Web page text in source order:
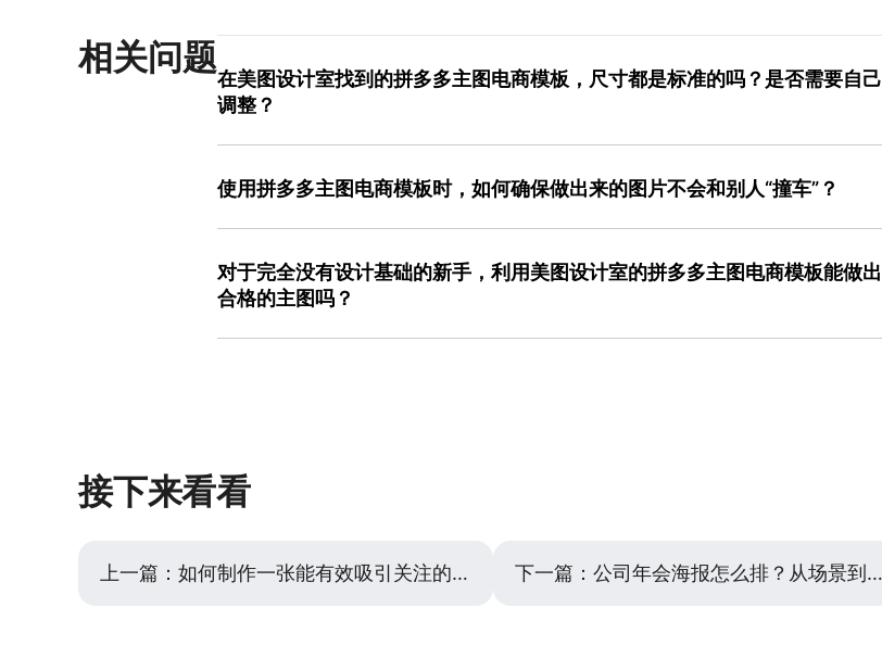
相关问题
在美图设计室找到的拼多多主图电商模板，尺寸都是标准的吗？是否需要自己
调整？
在美图设计室搜索“拼多多主图电商模板”时，平台提供的模板通常已经适配了拼多多平台的主流
意：拼多多对不同类目或活动可能有特殊的图片比例要求（如长图、竖图）。在选定模板开始编
局。
使用拼多多主图电商模板时，如何确保做出来的图片不会和别人“撞车”？
避免“撞车”的关键在于深度自定义，而不是完全照搬。首先，在美图设计室选择模板时，可以优
重点：一是彻底更换所有文案和产品图，这是最根本的区别；二是大胆调整配色方案，根据你的
品牌色或产品调性重新定义主色调，这能瞬间改变模板的气质；三是增删或替换图形元素，比如
对于完全没有设计基础的新手，利用美图设计室的拼多多主图电商模板能做出
合格的主图吗？
完全可以，这正是模板设计的核心价值所在。美图设计室里的拼多多主图电商模板，已经由专业
晰，就能产出一张在视觉结构上合格的主图，大大降低了设计门槛。
接下来看看
上一篇： 如何制作一张能有效吸引关注的宣传公众号推广海报 下一篇： 公司年会海报怎么排？从场景到视觉的排版思路分享